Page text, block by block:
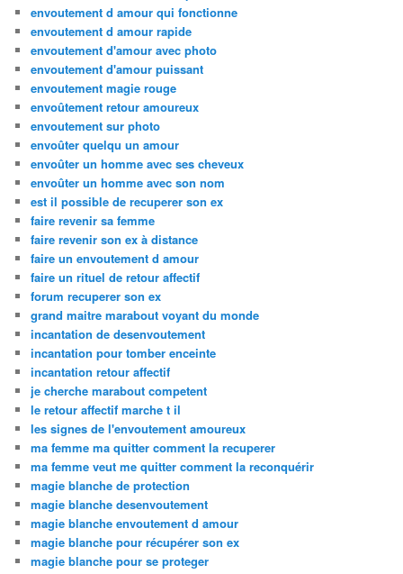
envoutement d amour qui fonctionne
envoutement d amour rapide
envoutement d'amour avec photo
envoutement d'amour puissant
envoutement magie rouge
envoûtement retour amoureux
envoutement sur photo
envoûter quelqu un amour
envoûter un homme avec ses cheveux
envoûter un homme avec son nom
est il possible de recuperer son ex
faire revenir sa femme
faire revenir son ex à distance
faire un envoutement d amour
faire un rituel de retour affectif
forum recuperer son ex
grand maitre marabout voyant du monde
incantation de desenvoutement
incantation pour tomber enceinte
incantation retour affectif
je cherche marabout competent
le retour affectif marche t il
les signes de l'envoutement amoureux
ma femme ma quitter comment la recuperer
ma femme veut me quitter comment la reconquérir
magie blanche de protection
magie blanche desenvoutement
magie blanche envoutement d amour
magie blanche pour récupérer son ex
magie blanche pour se proteger